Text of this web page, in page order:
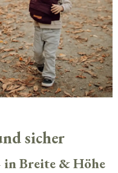
sicher
in Breite & Höhe